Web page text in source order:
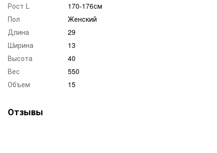
Рост L
170-176см
Пол
Женский
Длина
29
Ширина
13
Высота
40
Вес
550
Объем
15
Отзывы